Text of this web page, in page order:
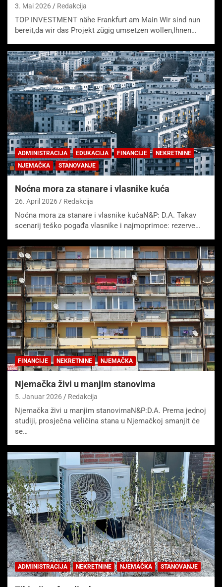
3. Mai 2026 Redakcija
TOP INVESTMENT nähe Frankfurt am Main Wir sind nun
bereit,da wir das Projekt zügig umsetzen wollen,Ihnen…
ADMINISTRACIJA EDUKACIJA FINANCIJE
NEKRETNINE
NJEMAČKA
STANOVANJE
Noćna mora za stanare i vlasnike kuća
26. April 2026 Redakcija
Noćna mora za stanare i vlasnike kućaN&P: D.A. Takav
scenarij teško pogađa vlasnike i najmoprimce: rezerve…
FINANCIJE NEKRETNINE NJEMAČKA
Njemačka živi u manjim stanovima
5. Januar 2026 Redakcija
Njemačka živi u manjim stanovimaN&P:D.A. Prema jednoj
studiji, prosječna veličina stana u Njemačkoj smanjit će
se…
ADMINISTRACIJA NEKRETNINE NJEMAČKA STANOVANJE